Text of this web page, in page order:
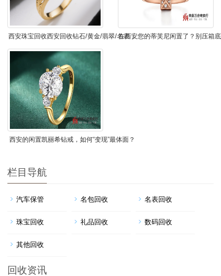
西安珠宝回收西安回收钻石/黄金/翡翠/名表，
当场结算，可上门回收
在西安您的蒂芙尼闲置了？别压箱
西安的闲置凯丽希钻戒，如何“变现”最体面？
栏目导航
汽车保管 名包回收 名表回收
珠宝回收 礼品回收 数码回收
其他回收
回收资讯